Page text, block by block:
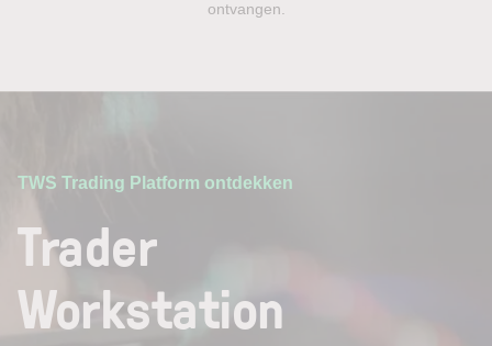
ontvangen.
TWS Trading Platform ontdekken
Trader
Workstation